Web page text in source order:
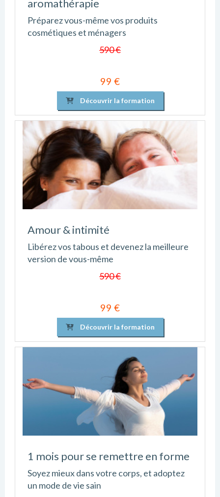
aromathérapie
Préparez vous-même vos produits
cosmétiques et ménagers
590 €
99 €
Découvrir la formation
Amour & intimité
Libérez vos tabous et devenez la meilleure
version de vous-même
590 €
99 €
Découvrir la formation
1 mois pour se remettre en forme
Soyez mieux dans votre corps, et adoptez
un mode de vie sain